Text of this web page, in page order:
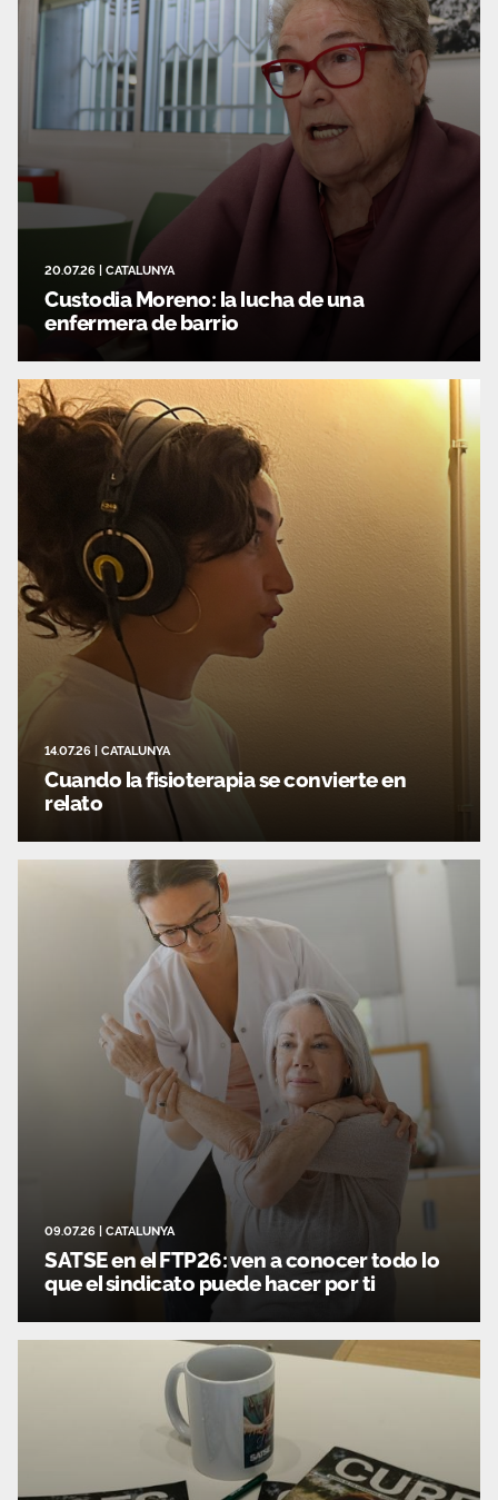
20.07.26 CATALUNYA
Custodia Moreno: la lucha de una
enfermera de barrio
14.07.26 CATALUNYA
Cuando la fisioterapia se convierte en
relato
09.07.26 CATALUNYA
SATSE en el FTP26: ven a conocer todo lo
que el sindicato puede hacer por ti